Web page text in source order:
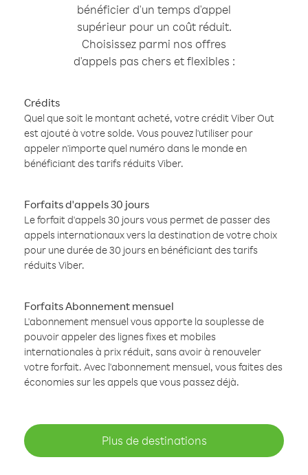
bénéficier d'un temps d'appel
supérieur pour un coût réduit.
Choisissez parmi nos offres
d'appels pas chers et flexibles :
Crédits
Quel que soit le montant acheté, votre crédit Viber Out
est ajouté à votre solde. Vous pouvez l'utiliser pour
appeler n'importe quel numéro dans le monde en
bénéficiant des tarifs réduits Viber.
Forfaits d'appels 30 jours
Le forfait d'appels 30 jours vous permet de passer des
appels internationaux vers la destination de votre choix
pour une durée de 30 jours en bénéficiant des tarifs
réduits Viber.
Forfaits Abonnement mensuel
L'abonnement mensuel vous apporte la souplesse de
pouvoir appeler des lignes fixes et mobiles
internationales à prix réduit, sans avoir à renouveler
votre forfait. Avec l'abonnement mensuel, vous faites des
économies sur les appels que vous passez déjà.
Plus de destinations